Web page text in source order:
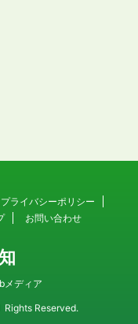
プライバシーポリシー
お問い合わせ
メディア
Reserved.